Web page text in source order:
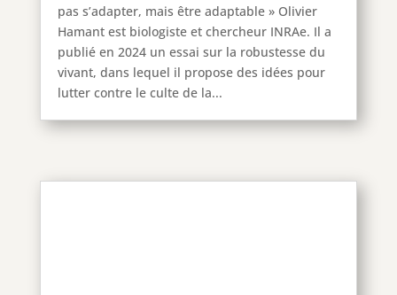
pas s’adapter, mais être adaptable » Olivier
Hamant est biologiste et chercheur INRAe. Il a
publié en 2024 un essai sur la robustesse du
vivant, dans lequel il propose des idées pour
lutter contre le culte de la...